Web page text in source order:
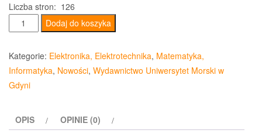
Liczba stron: 126
ilość
Laboratorium
techniki
mikroprocesorowej
Programowanie
mikrokontrolerów
Dodaj do koszyka
Kategorie: Elektronika, Elektrotechnika, Matematyka,
Informatyka, Nowości, Wydawnictwo Uniwersytet Morski w
Gdyni
OPIS OPINIE (0)